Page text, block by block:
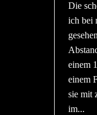
Die
ich bei
einem
einem
sie mit
im...